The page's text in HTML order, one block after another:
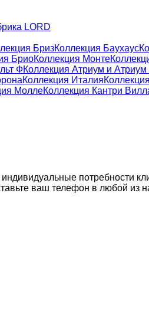
LORD
БризКоллекция Баухаус
БриоКоллекция Монте
ФКоллекция Атриум и Атриум
Коллекция Италия
МоллеКоллекция Кантри
потребности
ваш телефон в любой